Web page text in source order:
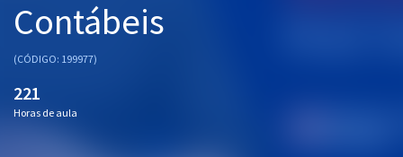
Contábeis
(CÓDIGO: 199977)
221
Horas de aula